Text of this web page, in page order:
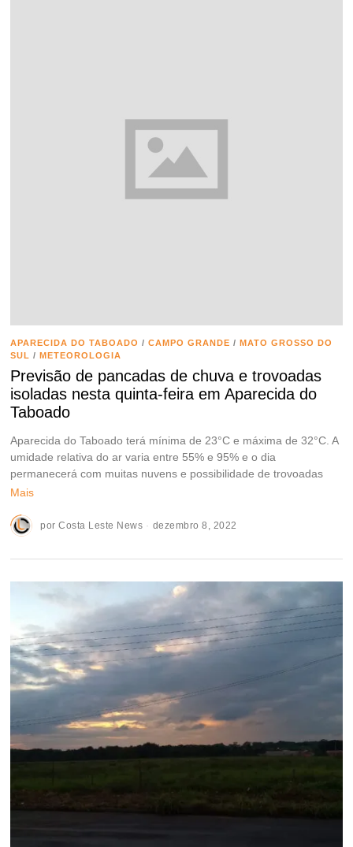
APARECIDA DO TABOADO / CAMPO GRANDE / MATO GROSSO DO
SUL / METEOROLOGIA
Previsão de pancadas de chuva e trovoadas
isoladas nesta quinta-feira em Aparecida do
Taboado
Aparecida do Taboado terá mínima de 23°C e máxima de 32°C. A
umidade relativa do ar varia entre 55% e 95% e o dia
permanecerá com muitas nuvens e possibilidade de trovoadas
Mais
porCosta Leste News dezembro 8, 2022